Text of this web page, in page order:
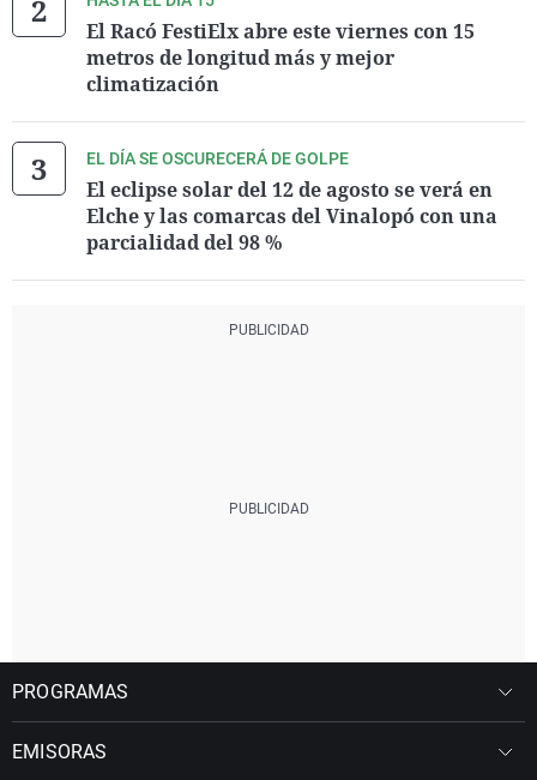
El Racó FestiElx abre este viernes con 15
metros de longitud más y mejor
climatización
EL DÍA SE OSCURECERÁ DE GOLPE
El eclipse solar del 12 de agosto se verá en
Elche y las comarcas del Vinalopó con una
parcialidad del 98 %
PROGRAMAS
EMISORAS